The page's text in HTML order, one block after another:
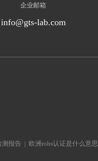
企业邮箱
info@gts-lab.com
测报告 | 欧洲rohs认证是什么意思